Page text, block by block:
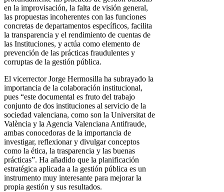
en la improvisación, la falta de visión general,
las propuestas incoherentes con las funciones
concretas de departamentos específicos, facilita
la transparencia y el rendimiento de cuentas de
las Instituciones, y actúa como elemento de
prevención de las prácticas fraudulentes y
corruptas de la gestión pública.
El vicerrector Jorge Hermosilla ha subrayado la
importancia de la colaboración institucional,
pues “este documental es fruto del trabajo
conjunto de dos instituciones al servicio de la
sociedad valenciana, como son la Universitat de
València y la Agencia Valenciana Antifraude,
ambas conocedoras de la importancia de
investigar, reflexionar y divulgar conceptos
como la ética, la trasparencia y las buenas
prácticas”. Ha añadido que la planificación
estratégica aplicada a la gestión pública es un
instrumento muy interesante para mejorar la
propia gestión y sus resultados.